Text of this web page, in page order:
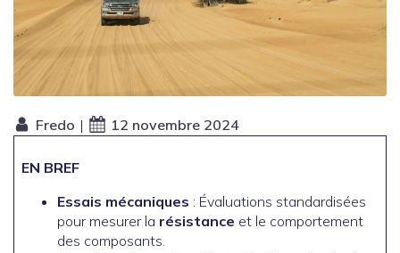
Fredo | 12 novembre 2024
EN BREF
Essais mécaniques : Évaluations standardisées
pour mesurer la résistance et le comportement
des composants.